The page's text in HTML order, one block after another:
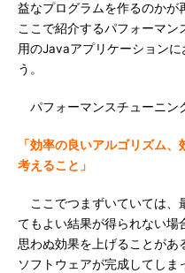
益なプログラムを作るのかが
ここで紹介するパフォーマ
用のJavaアプリケーション
う。
パフォーマンスチューニン
「効率の良いアルゴリズム
考えること」
ここでつまずいていては、
てもよい結果が得られない場
思わぬ効果を上げることがあ
ソフトウェアが完成してしま